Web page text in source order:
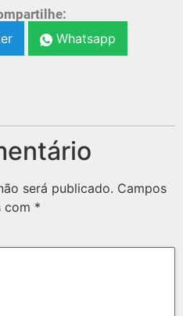
Whatsapp
será publicado. Campos
com *